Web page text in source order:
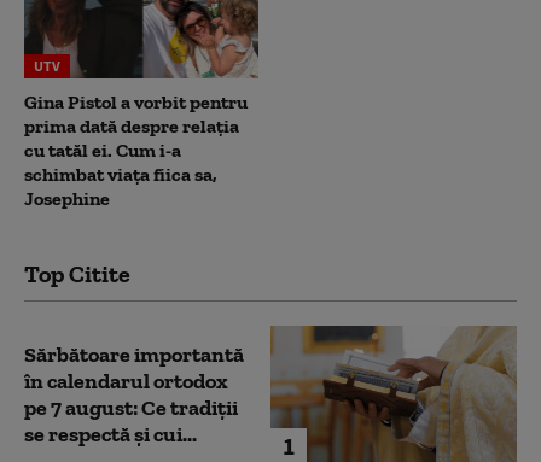
UTV
Gina Pistol a vorbit pentru
prima dată despre relația
cu tatăl ei. Cum i-a
schimbat viața fiica sa,
Josephine
Top Citite
1
Sărbătoare importantă
în calendarul ortodox
pe 7 august: Ce tradiții
se respectă și cui...